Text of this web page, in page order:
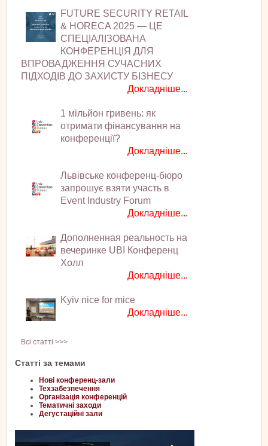
FUTURE SECURITY RETAIL
& HORECA 2025 — ЦЕ
СПЕЦІАЛІЗОВАНА
КОНФЕРЕНЦІЯ ДЛЯ
ВПРОВАДЖЕННЯ СУЧАСНИХ
ПІДХОДІВ ДО ЗАХИСТУ БІЗНЕСУ
Докладніше...
1 мільйон гривень: як
отримати фінансування на
конференції?
Докладніше...
Львівське конференц-бюро
запрошує взяти участь в
Event Industry Forum
Докладніше...
Дополненная реальность на
вечеринке UBI Конференц
Холл
Докладніше...
Kyiv nice for mice
Докладніше...
Всі статті >>>
Статті за темами
Нові конференц-зали
Техзабезпечення
Організація конференцій
Тематичні заходи
Дегустаційні зали